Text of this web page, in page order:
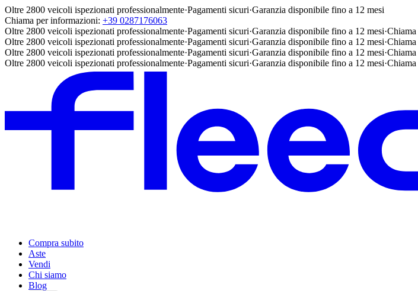
Oltre 2800 veicoli ispezionati professionalmente·Pagamenti sicuri·Garanzia disponibile fino a 12 mesi
Chiama per informazioni: +39 0287176063
Oltre 2800 veicoli ispezionati professionalmente·Pagamenti sicuri·Garanzia disponibile fino a 12 mesi·
Oltre 2800 veicoli ispezionati professionalmente·Pagamenti sicuri·Garanzia disponibile fino a 12 mesi·
Oltre 2800 veicoli ispezionati professionalmente·Pagamenti sicuri·Garanzia disponibile fino a 12 mesi·
Oltre 2800 veicoli ispezionati professionalmente·Pagamenti sicuri·Garanzia disponibile fino a 12 mesi·
Compra subito
Aste
Vendi
Chi siamo
Blog